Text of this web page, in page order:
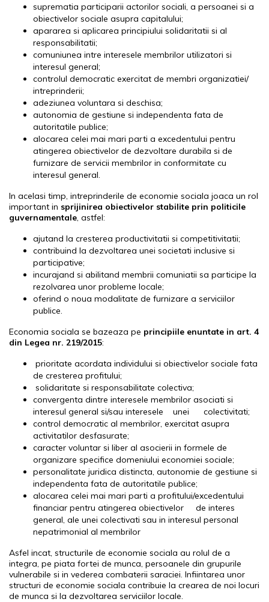
suprematia participarii actorilor sociali, a persoanei si a
obiectivelor sociale asupra capitalului;
apararea si aplicarea principiului solidaritatii si al
responsabilitatii;
comuniunea intre interesele membrilor utilizatori si
interesul general;
controlul democratic exercitat de membri organizatiei/
intreprinderii;
adeziunea voluntara si deschisa;
autonomia de gestiune si independenta fata de
autoritatile publice;
alocarea celei mai mari parti a excedentului pentru
atingerea obiectivelor de dezvoltare durabila si de
furnizare de servicii membrilor in conformitate cu
interesul general.
In acelasi timp, intreprinderile de economie sociala joaca un rol
important in sprijinirea obiectivelor stabilite prin politicile
guvernamentale, astfel:
ajutand la cresterea productivitatii si competitivitatii;
contribuind la dezvoltarea unei societati inclusive si
participative;
incurajand si abilitand membrii comuniatii sa participe la
rezolvarea unor probleme locale;
oferind o noua modalitate de furnizare a serviciilor
publice.
Economia sociala se bazeaza pe principiile enuntate in art. 4
din Legea nr. 219/2015:
prioritate acordata individului si obiectivelor sociale fata
de cresterea profitului;
solidaritate si responsabilitate colectiva;
convergenta dintre interesele membrilor asociati si
interesul general si/sau interesele unei colectivitati;
control democratic al membrilor, exercitat asupra
activitatilor desfasurate;
caracter voluntar si liber al asocierii in formele de
organizare specifice domeniului economiei sociale;
personalitate juridica distincta, autonomie de gestiune si
independenta fata de autoritatile publice;
alocarea celei mai mari parti a profitului/excedentului
financiar pentru atingerea obiectivelor de interes
general, ale unei colectivati sau in interesul personal
nepatrimonial al membrilor
Asfel incat, structurile de economie sociala au rolul de a
integra, pe piata fortei de munca, persoanele din grupurile
vulnerabile si in vederea combaterii saraciei. Infiintarea unor
structuri de economie sociala contribuie la crearea de noi locuri
de munca si la dezvoltarea serviciilor locale.